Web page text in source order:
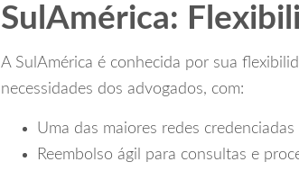
SulAmérica:
A SulAmérica é conhecida por sua
necessidades dos advogados, com:
Uma das maiores redes credenciadas
Reembolso ágil para consultas e